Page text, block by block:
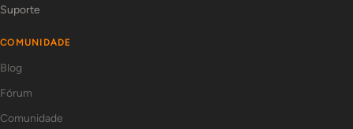
Suporte
COMUNIDADE
Blog
Fórum
Comunidade